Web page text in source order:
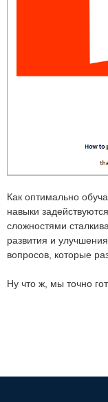
Как оптимально
навыки
сложностями
развития и
вопросов, которые
Ну что ж, мы точно